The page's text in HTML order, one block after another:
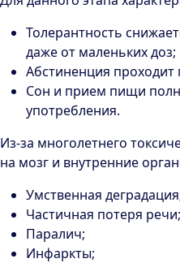
Толерантность
даже от маленьких доз;
Абстиненция проходит
Сон и прием пищи
употребления.
Из-за многолетнего
на мозг и внутренние
Умственная
Частичная потеря речи;
Паралич;
Инфаркты;